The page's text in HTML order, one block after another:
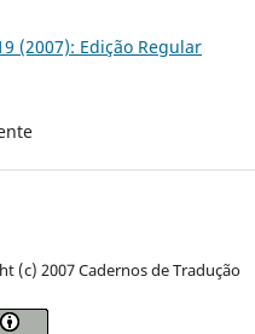
(2007): Edição Regular
(c) 2007 Cadernos de Tradução